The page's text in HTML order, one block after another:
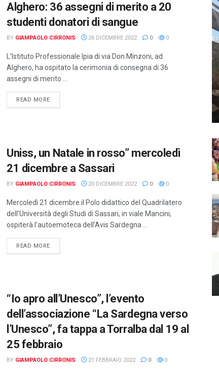
Alghero: 36 assegni di merito a 20
studenti donatori di sangue
BY GIAMPAOLO CIRRONIS 26 DICEMBRE 2022 0 0
L’Istituto Professionale Ipia di via Don Minzoni, ad
Alghero, ha ospitato la cerimonia di consegna di 36
assegni di merito ...
READ MOREDETAILS
Uniss, un Natale in rosso” mercoledì
21 dicembre a Sassari
BY GIAMPAOLO CIRRONIS 20 DICEMBRE 2022 0 0
Mercoledì 21 dicembre il Polo didattico del Quadrilatero
dell’Università degli Studi di Sassari, in viale Mancini,
ospiterà l’autoemoteca dell’Avis Sardegna ...
READ MOREDETAILS
“Io apro all’Unesco”, l’evento
dell’associazione “La Sardegna verso
l’Unesco”, fa tappa a Torralba dal 19 al
25 febbraio
BY GIAMPAOLO CIRRONIS 21 FEBBRAIO 2022 0 0